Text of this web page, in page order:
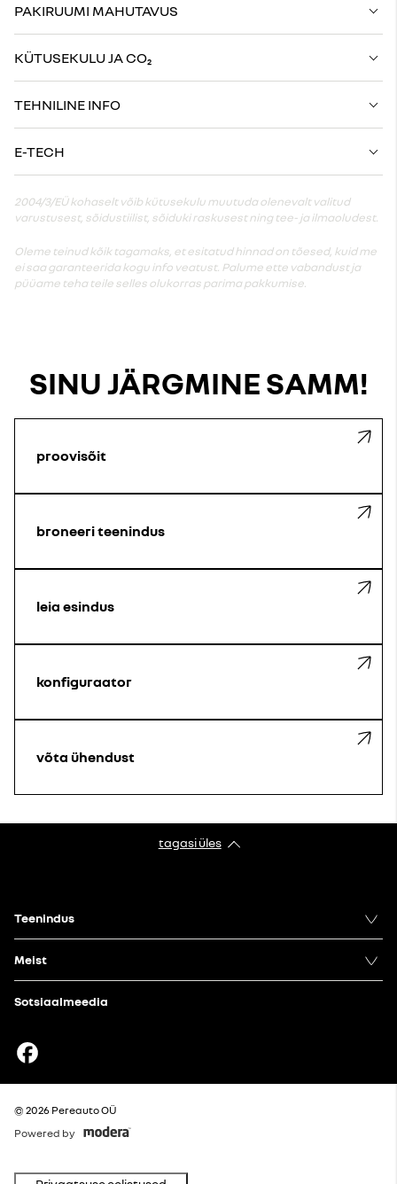
PAKIRUUMI MAHUTAVUS
KÜTUSEKULU JA CO₂
TEHNILINE INFO
E-TECH
2004/3/EÜ kohaselt võib kütusekulu muutuda olenevalt valitud
varustusest, sõidustiilist, sõiduki raskusest ning tee- ja ilmaoludest.
Oleme teinud kõik tagamaks, et esitatud hinnad on tõesed, kuid me
ei saa garanteerida kogu info veatust. Palume ette vabandust ja
püüame teha teile selles olukorras parima pakkumise.
SINU JÄRGMINE SAMM!
proovisõit
broneeri teenindus
leia esindus
konfiguraator
võta ühendust
tagasi üles
Teenindus
Meist
Sotsiaalmeedia
© 2026 Pereauto OÜ
Powered by